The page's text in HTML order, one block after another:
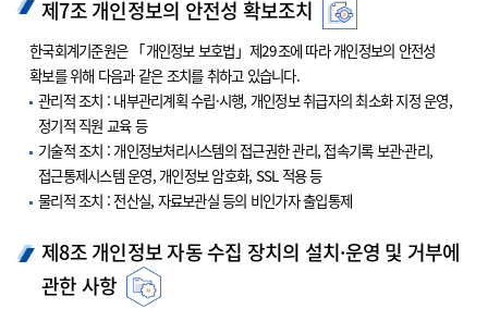
제7조 개인정보의 안전성 확보조치
한국회계기준원은 「개인정보 보호법」제29조에 따라 개인정보의 안전성
확보를 위해 다음과 같은 조치를 취하고 있습니다.
관리적 조치 : 내부관리계획 수립·시행, 개인정보 취급자의 최소화 지정 운영,
정기적 직원 교육 등
기술적 조치 : 개인정보처리시스템의 접근권한 관리, 접속기록 보관·관리,
접근통제시스템 운영, 개인정보 암호화, SSL 적용 등
물리적 조치 : 전산실, 자료보관실 등의 비인가자 출입통제
제8조 개인정보 자동 수집 장치의 설치·운영 및 거부에
관한 사항